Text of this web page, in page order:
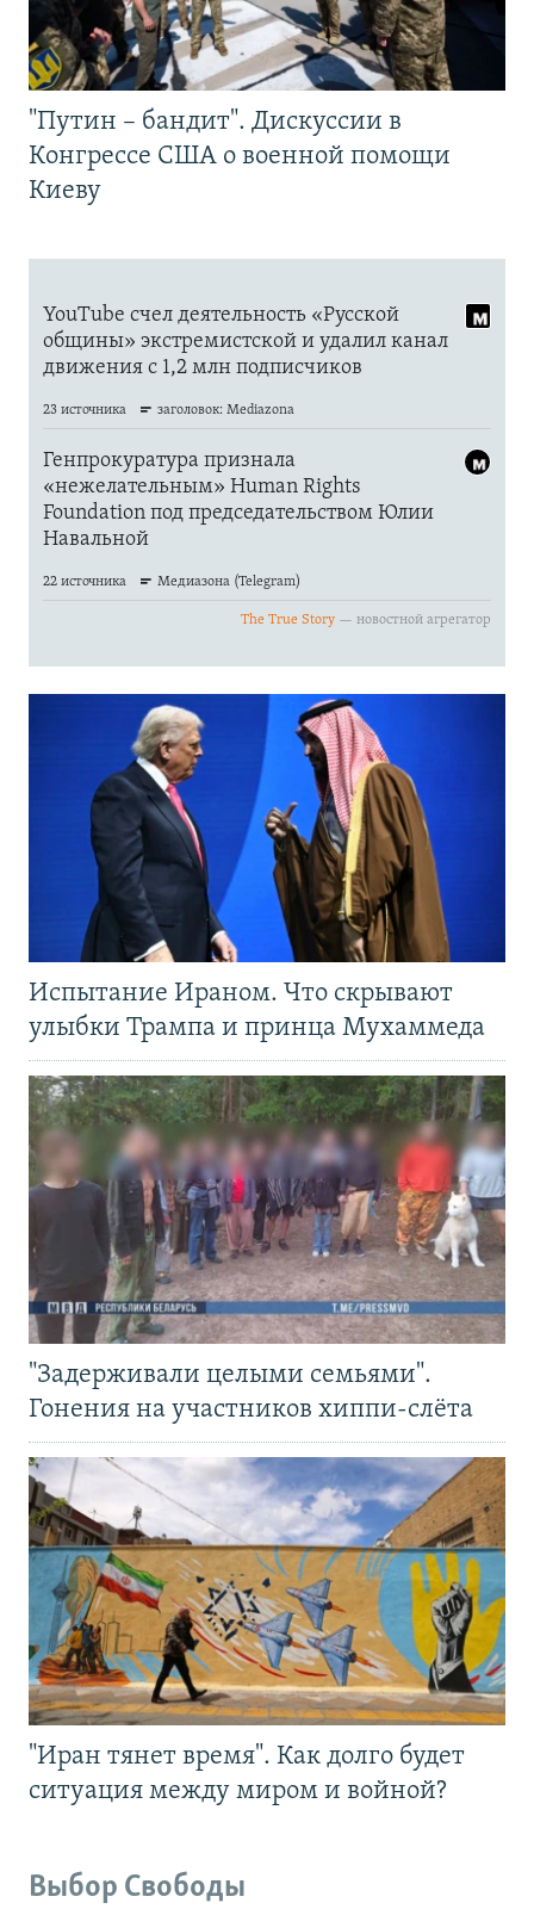
"Путин – бандит". Дискуссии в
Конгрессе США о военной помощи
Киеву
Испытание Ираном. Что скрывают
улыбки Трампа и принца Мухаммеда
"Задерживали целыми семьями".
Гонения на участников хиппи-слёта
"Иран тянет время". Как долго будет
ситуация между миром и войной?
Выбор Свободы